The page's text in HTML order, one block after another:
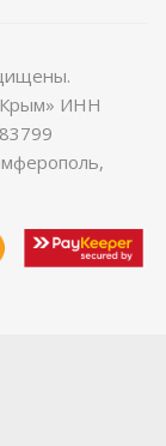
Крым» ИНН